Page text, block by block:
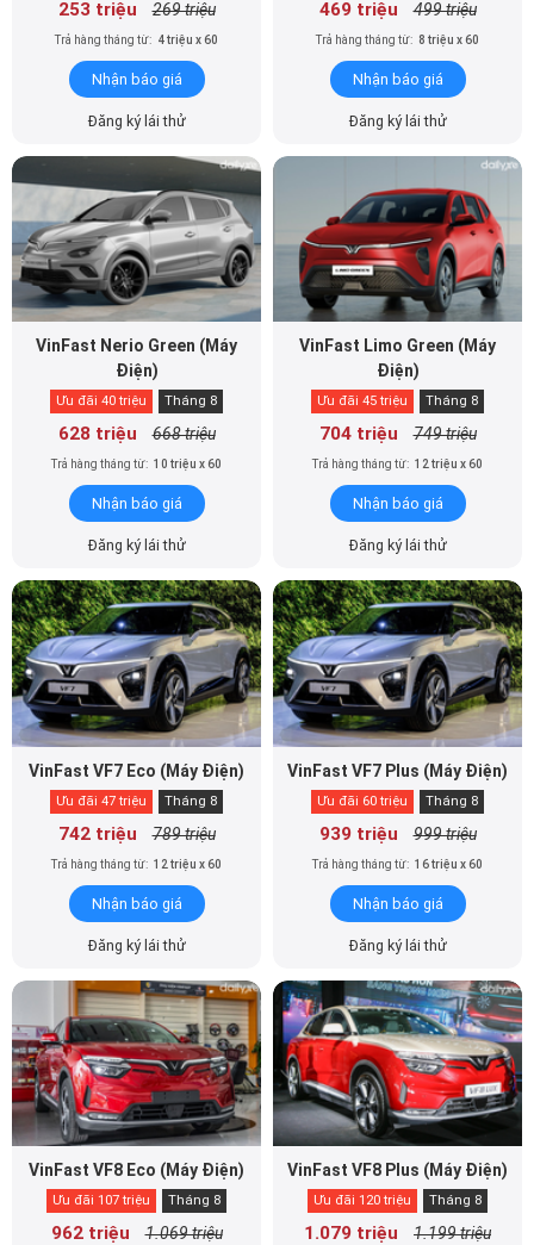
253 triệu 269 triệu
Trả hàng tháng từ: 4 triệu x 60
Nhận báo giá
Đăng ký lái thử
469 triệu 499 triệu
Trả hàng tháng từ: 8 triệu x 60
Nhận báo giá
Đăng ký lái thử
VinFast Nerio Green (Máy
Điện)
Ưu đãi 40 triệu Tháng 8
628 triệu 668 triệu
Trả hàng tháng từ: 10 triệu x 60
Nhận báo giá
Đăng ký lái thử
VinFast Limo Green (Máy
Điện)
Ưu đãi 45 triệu Tháng 8
704 triệu 749 triệu
Trả hàng tháng từ: 12 triệu x 60
Nhận báo giá
Đăng ký lái thử
VinFast VF7 Eco (Máy Điện)
Ưu đãi 47 triệu Tháng 8
742 triệu 789 triệu
Trả hàng tháng từ: 12 triệu x 60
Nhận báo giá
Đăng ký lái thử
VinFast VF7 Plus (Máy Điện)
Ưu đãi 60 triệu Tháng 8
939 triệu 999 triệu
Trả hàng tháng từ: 16 triệu x 60
Nhận báo giá
Đăng ký lái thử
VinFast VF8 Eco (Máy Điện)
Ưu đãi 107 triệu Tháng 8
962 triệu 1.069 triệu
VinFast VF8 Plus (Máy Điện)
Ưu đãi 120 triệu Tháng 8
1.079 triệu 1.199 triệu